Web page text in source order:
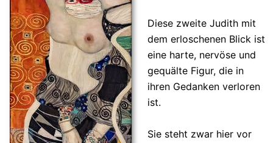
Diese zweite Judith mit
dem erloschenen Blick ist
eine harte, nervöse und
gequälte Figur, die in
ihren Gedanken verloren
ist.
Sie steht zwar hier vor